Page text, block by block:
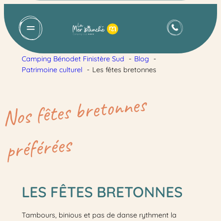
Camping Bénodet Finistère Sud
Blog
Patrimoine culturel
Les fêtes bretonnes
Nos fêtes bretonnes
préférées
LES FÊTES BRETONNES
Tambours, binious et pas de danse rythment la